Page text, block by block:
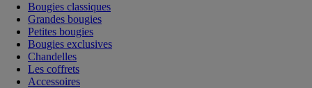
Bougies classiques
Grandes bougies
Petites bougies
Bougies exclusives
Chandelles
Les coffrets
Accessoires